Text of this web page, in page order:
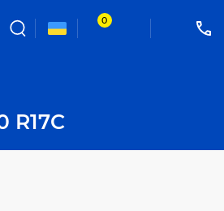
0
R17C